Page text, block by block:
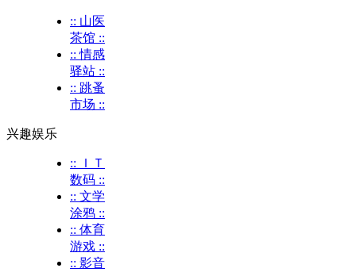
:: 山医
茶馆 ::
:: 情感
驿站 ::
:: 跳蚤
市场 ::
兴趣娱乐
:: ＩＴ
数码 ::
:: 文学
涂鸦 ::
:: 体育
游戏 ::
:: 影音